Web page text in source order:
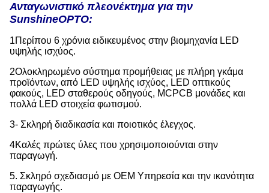
Ανταγωνιστικό πλεονέκτημα για την
SunshineOPTO:
1Περίπου 6 χρόνια ειδικευμένος στην βιομηχανία LED
υψηλής ισχύος.
2Ολοκληρωμένο σύστημα προμήθειας με πλήρη γκάμα
προϊόντων, από LED υψηλής ισχύος, LED οπτικούς
φακούς, LED σταθερούς οδηγούς, MCPCB μονάδες και
πολλά LED στοιχεία φωτισμού.
3- Σκληρή διαδικασία και ποιοτικός έλεγχος.
4Καλές πρώτες ύλες που χρησιμοποιούνται στην
παραγωγή.
5. Σκληρό σχεδιασμό με OEM Υπηρεσία και την ικανότητα
παραγωγής.